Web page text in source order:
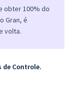
obter 100% do
Gran, é
volta.
de Controle.